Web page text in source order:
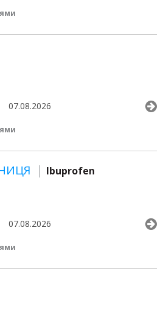
07.08.2026
Ibuprofen
07.08.2026